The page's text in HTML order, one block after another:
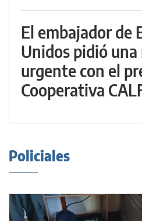
El embajador de
Unidos pidió
urgente con el
Cooperativa
Policiales